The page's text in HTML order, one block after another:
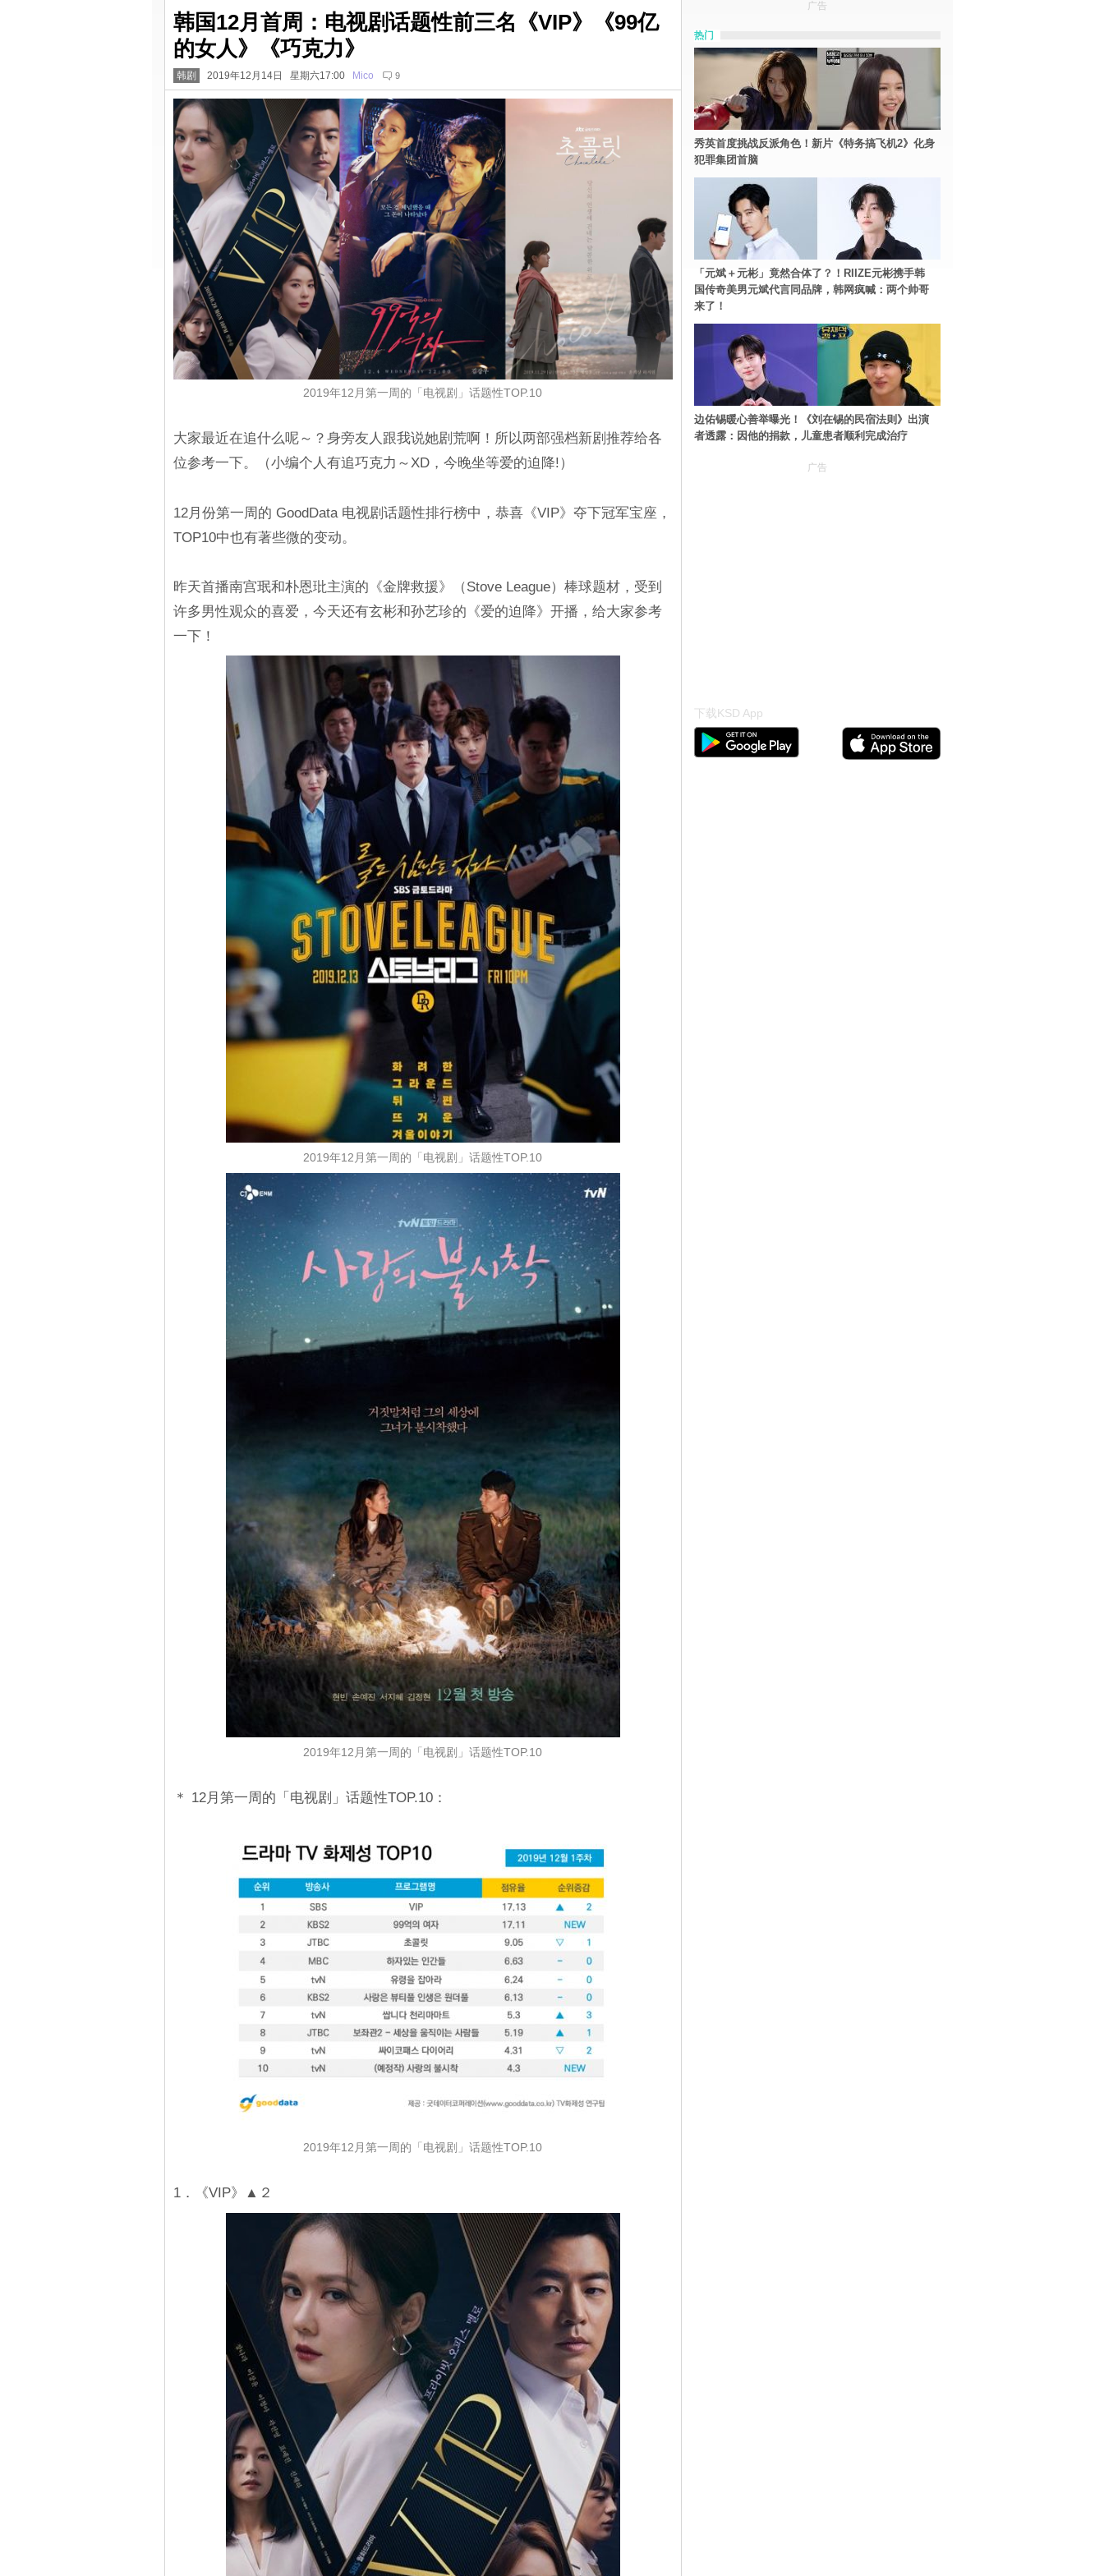
韩国12月首周：电视剧话题性前三名《VIP》《99亿
的女人》《巧克力》
韩剧 2019年12月14日 星期六17:00 Mico 9
2019年12月第一周的「电视剧」话题性TOP.10
大家最近在追什么呢～？身旁友人跟我说她剧荒啊！所以两部强档新剧推荐给各
位参考一下。（小编个人有追巧克力～XD，今晚坐等爱的迫降!）
12月份第一周的 GoodData 电视剧话题性排行榜中，恭喜《VIP》夺下冠军宝座，
TOP10中也有著些微的变动。
昨天首播南宫珉和朴恩玭主演的《金牌救援》（Stove League）棒球题材，受到
许多男性观众的喜爱，今天还有玄彬和孙艺珍的《爱的迫降》开播，给大家参考
一下！
2019年12月第一周的「电视剧」话题性TOP.10
2019年12月第一周的「电视剧」话题性TOP.10
＊ 12月第一周的「电视剧」话题性TOP.10：
2019年12月第一周的「电视剧」话题性TOP.10
1．《VIP》▲２
广告
热门
秀英首度挑战反派角色！新片《特务搞飞机2》化身
犯罪集团首脑
「元斌＋元彬」竟然合体了？！RIIZE元彬携手韩
国传奇美男元斌代言同品牌，韩网疯喊：两个帅哥
来了！
边佑锡暖心善举曝光！《刘在锡的民宿法则》出演
者透露：因他的捐款，儿童患者顺利完成治疗
广告
下载KSD App